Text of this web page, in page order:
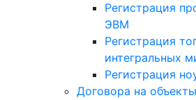
Регистрация
ЭВМ
Регистрация
интегральных
Регистрация
Договора на объекты